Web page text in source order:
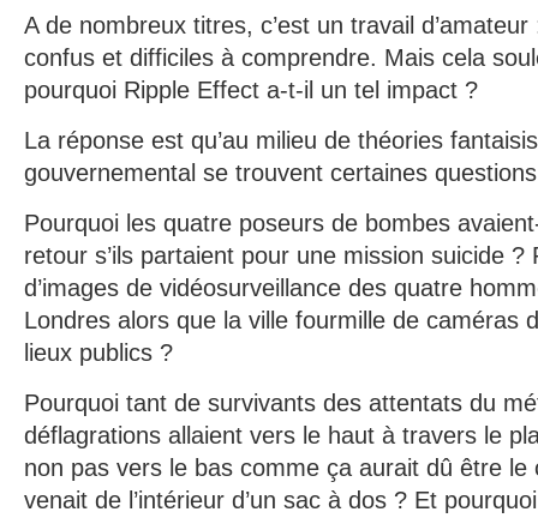
A de nombreux titres, c’est un travail
confus et difficiles à comprendre. Mais cela
pourquoi Ripple Effect a-t-il un tel impact ?
La réponse est qu’au milieu de théories
gouvernemental se trouvent certaines
Pourquoi les quatre poseurs de bombes
retour s’ils partaient pour une mission suicide ?
d’images de vidéosurveillance des quatre
Londres alors que la ville fourmille de caméras
lieux publics ?
Pourquoi tant de survivants des attentats du
déflagrations allaient vers le haut à travers le
non pas vers le bas comme ça aurait dû être le
venait de l’intérieur d’un sac à dos ? Et